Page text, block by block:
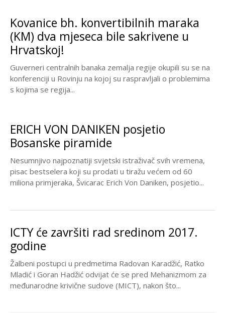
Kovanice bh. konvertibilnih maraka
(KM) dva mjeseca bile sakrivene u
Hrvatskoj!
Guverneri centralnih banaka zemalja regije okupili su se na
konferenciji u Rovinju na kojoj su raspravljali o problemima
s kojima se regija...
ERICH VON DANIKEN posjetio
Bosanske piramide
Nesumnjivo najpoznatiji svjetski istraživač svih vremena,
pisac bestselera koji su prodati u tiražu većem od 60
miliona primjeraka, Švicarac Erich Von Daniken, posjetio...
ICTY će završiti rad sredinom 2017.
godine
Žalbeni postupci u predmetima Radovan Karadžić, Ratko
Mladić i Goran Hadžić odvijat će se pred Mehanizmom za
međunarodne krivične sudove (MICT), nakon što...